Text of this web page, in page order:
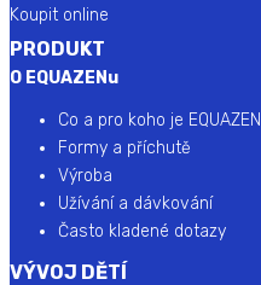
Koupit online
PRODUKT
O EQUAZENu
Co a pro koho je EQUAZEN
Formy a příchutě
Výroba
Užívání a dávkování
Často kladené dotazy
VÝVOJ DĚTÍ